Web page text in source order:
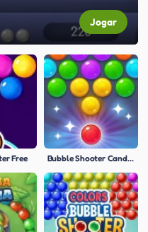
Jogar
Free Bubble Shooter Candy 2